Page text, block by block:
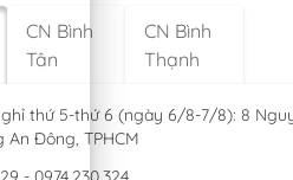
CN Bình
Tân
CN Bình
Thạnh
thứ 5-thứ 6 (ngày 6/8-7/8): 8
An Đông, TPHCM